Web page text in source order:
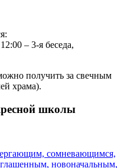
– 3-я беседа,
получить за свечным
храма).
школы